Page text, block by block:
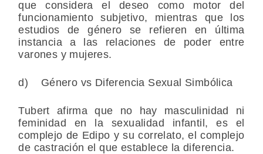
que considera el deseo como motor del
funcionamiento subjetivo, mientras que los
estudios de género se refieren en última
instancia a las relaciones de poder entre
varones y mujeres.
d) Género vs Diferencia Sexual Simbólica
Tubert afirma que no hay masculinidad ni
feminidad en la sexualidad infantil, es el
complejo de Edipo y su correlato, el complejo
de castración el que establece la diferencia.